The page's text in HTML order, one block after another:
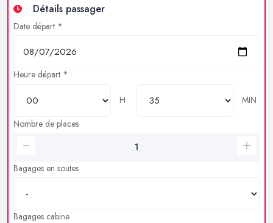
Détails passager
Date départ *
Heure départ *
H
MIN
Nombre de places
Bagages en soutes
Bagages cabine